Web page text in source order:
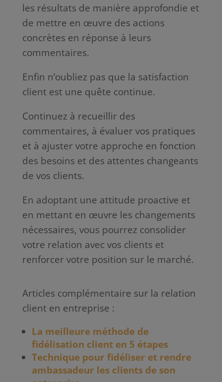
les résultats de manière approfondie et
de mettre en œuvre des actions
concrètes en réponse à leurs
commentaires.
Enfin n’oubliez pas que la satisfaction
client est une quête continue.
Continuez à recueillir des
commentaires, à évaluer vos pratiques
et à ajuster votre approche en fonction
des besoins et des attentes changeants
de vos clients.
En adoptant une attitude proactive et
en mettant en œuvre les changements
nécessaires, vous pourrez consolider
votre relation avec vos clients et
renforcer votre position sur le marché.
Articles complémentaire sur la relation
client en entreprise :
La meilleure méthode de
fidélisation client en 5 étapes
Technique pour fidéliser et rendre
ambassadeur les clients de son